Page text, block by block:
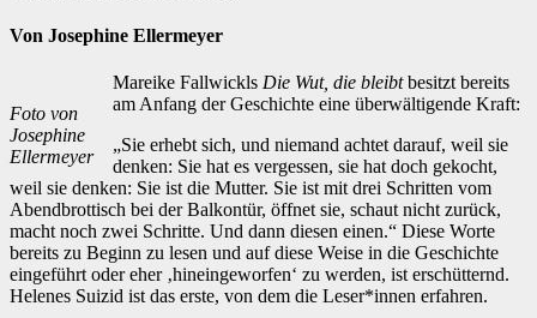
Von Josephine Ellermeyer
Foto von
Josephine
Ellermeyer
Mareike Fallwickls Die Wut, die bleibtbesitzt bereits
am Anfang der Geschichte eine überwältigende Kraft:
„Sie erhebt sich, und niemand achtet darauf, weil sie
denken: Sie hat es vergessen, sie hat doch gekocht,
weil sie denken: Sie ist die Mutter. Sie ist mit drei Schritten vom
Abendbrottisch bei der Balkontür, öffnet sie, schaut nicht zurück,
macht noch zwei Schritte. Und dann diesen einen.“ Diese Worte
bereits zu Beginn zu lesen und auf diese Weise in die Geschichte
eingeführt oder eher ‚hineingeworfen‘ zu werden, ist erschütternd.
Helenes Suizid ist das erste, von dem die Leser*innen erfahren.